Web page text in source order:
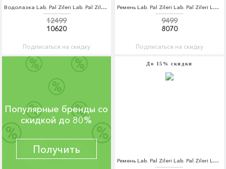
Водолазка Lab. Pal Zileri Lab. Pal Zileri LA059EMCEJK9
12499
10620
Подписаться на скидку
Ремень Lab. Pal Zileri Lab. Pal Zileri LA059DMCEJL9
9499
8070
Подписаться на скидку
Популярные бренды со
скидкой до 80%
Получить
До 15% скидки
Ремень Lab. Pal Zileri Lab. Pal Zileri LA059DMCEJM1